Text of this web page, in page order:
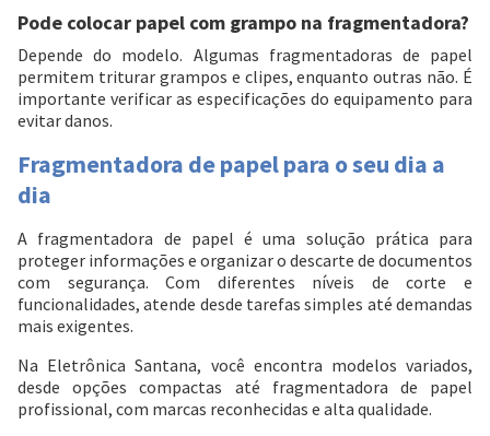
Pode colocar papel com grampo na fragmentadora?
Depende do modelo. Algumas fragmentadoras de papel
permitem triturar grampos e clipes, enquanto outras não. É
importante verificar as especificações do equipamento para
evitar danos.
Fragmentadora de papel para o seu dia a
dia
A fragmentadora de papel é uma solução prática para
proteger informações e organizar o descarte de documentos
com segurança. Com diferentes níveis de corte e
funcionalidades, atende desde tarefas simples até demandas
mais exigentes.
Na Eletrônica Santana, você encontra modelos variados,
desde opções compactas até fragmentadora de papel
profissional, com marcas reconhecidas e alta qualidade.